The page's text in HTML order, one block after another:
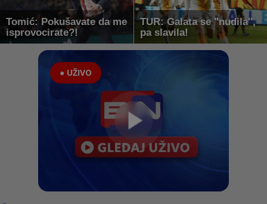
Tomić: Pokušavate da me
isprovocirate?!
TUR: Galata se ''nudila'',
pa slavila!
● UŽIVO